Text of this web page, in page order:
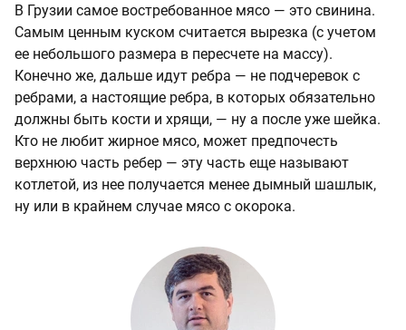
В Грузии самое востребованное мясо — это свинина.
Самым ценным куском считается вырезка (с учетом
ее небольшого размера в пересчете на массу).
Конечно же, дальше идут ребра — не подчеревок с
ребрами, а настоящие ребра, в которых обязательно
должны быть кости и хрящи, — ну а после уже шейка.
Кто не любит жирное мясо, может предпочесть
верхнюю часть ребер — эту часть еще называют
котлетой, из нее получается менее дымный шашлык,
ну или в крайнем случае мясо с окорока.